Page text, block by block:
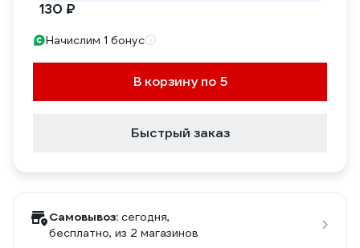
130 ₽
Начислим 1 бонус
В корзину по 5
Быстрый заказ
Самовывоз: сегодня,
бесплатно, из 2 магазинов